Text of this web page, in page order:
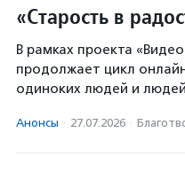
«Старость в
В рамках проекта
продолжает цикл
одиноких людей и
Анонсы · 27.07.2026 ·